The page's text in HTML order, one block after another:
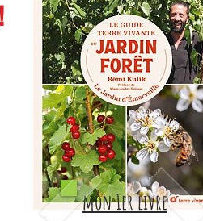
mon 1er livre